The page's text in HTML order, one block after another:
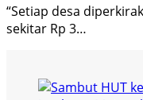
“Setiap desa
sekitar Rp 3…